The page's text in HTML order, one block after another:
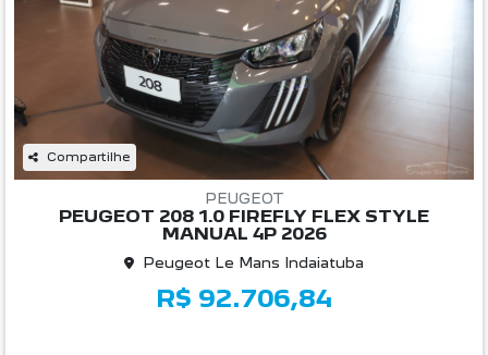
Compartilhe
PEUGEOT
PEUGEOT 208 1.0 FIREFLY FLEX STYLE
MANUAL 4P 2026
Peugeot Le Mans Indaiatuba
R$ 92.706,84